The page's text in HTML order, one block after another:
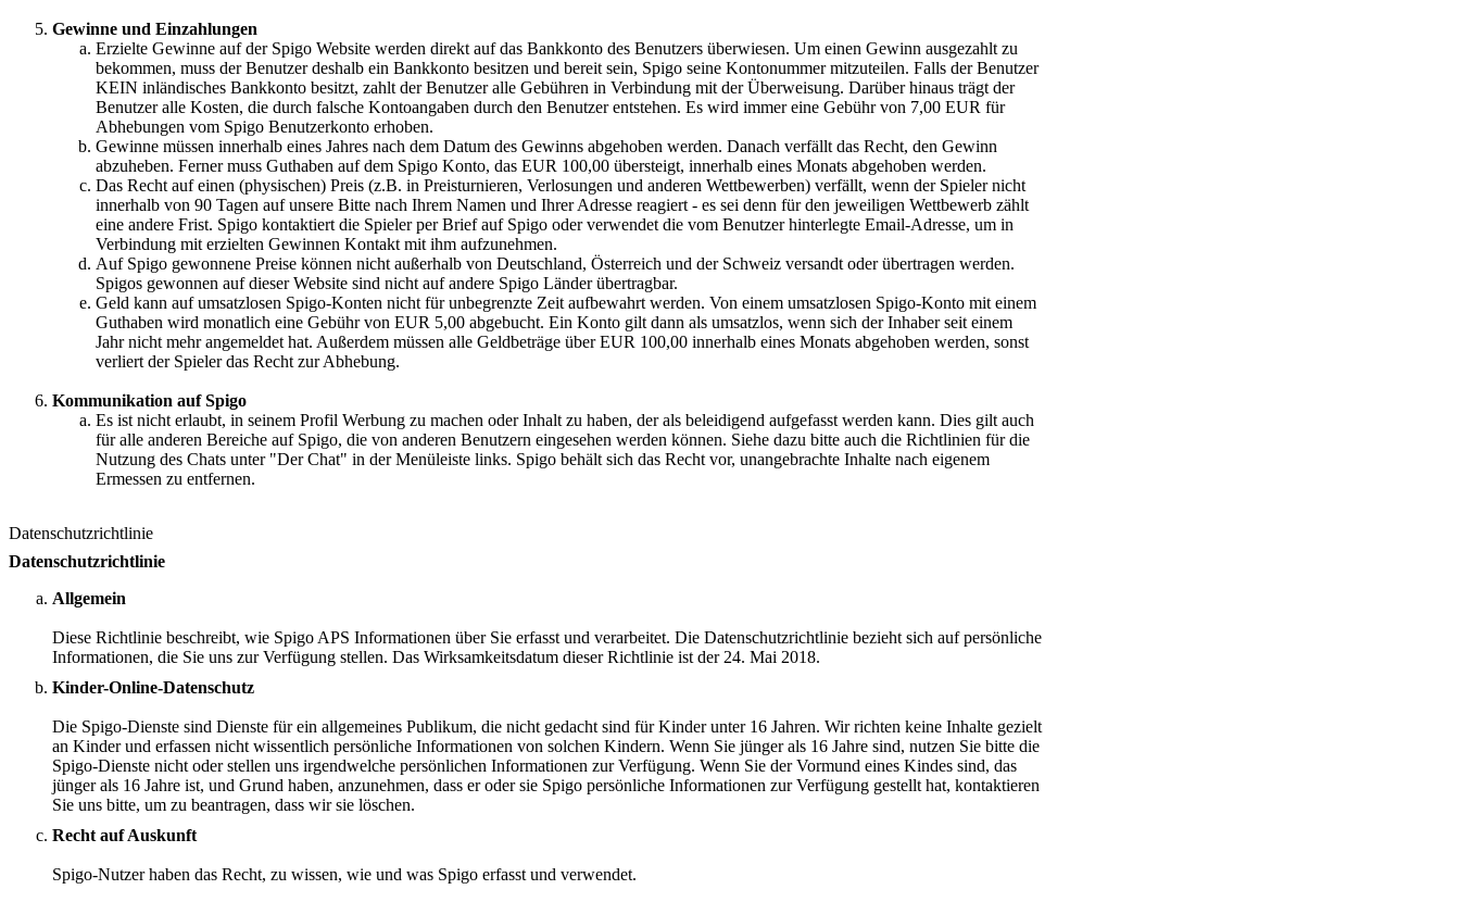
Gewinne und Einzahlungen
Erzielte Gewinne auf der Spigo Website werden direkt auf das Bankkonto des Benutzers überwiesen. Um einen Gewinn ausgezahlt zu
bekommen, muss der Benutzer deshalb ein Bankkonto besitzen und bereit sein, Spigo seine Kontonummer mitzuteilen. Falls der Benutzer
KEIN inländisches Bankkonto besitzt, zahlt der Benutzer alle Gebühren in Verbindung mit der Überweisung. Darüber hinaus trägt der
Benutzer alle Kosten, die durch falsche Kontoangaben durch den Benutzer entstehen. Es wird immer eine Gebühr von 7,00 EUR für
Abhebungen vom Spigo Benutzerkonto erhoben.
Gewinne müssen innerhalb eines Jahres nach dem Datum des Gewinns abgehoben werden. Danach verfällt das Recht, den Gewinn
abzuheben. Ferner muss Guthaben auf dem Spigo Konto, das EUR 100,00 übersteigt, innerhalb eines Monats abgehoben werden.
Das Recht auf einen (physischen) Preis (z.B. in Preisturnieren, Verlosungen und anderen Wettbewerben) verfällt, wenn der Spieler nicht
innerhalb von 90 Tagen auf unsere Bitte nach Ihrem Namen und Ihrer Adresse reagiert - es sei denn für den jeweiligen Wettbewerb zählt
eine andere Frist. Spigo kontaktiert die Spieler per Brief auf Spigo oder verwendet die vom Benutzer hinterlegte Email-Adresse, um in
Verbindung mit erzielten Gewinnen Kontakt mit ihm aufzunehmen.
Auf Spigo gewonnene Preise können nicht außerhalb von Deutschland, Österreich und der Schweiz versandt oder übertragen werden.
Spigos gewonnen auf dieser Website sind nicht auf andere Spigo Länder übertragbar.
Geld kann auf umsatzlosen Spigo-Konten nicht für unbegrenzte Zeit aufbewahrt werden. Von einem umsatzlosen Spigo-Konto mit einem
Guthaben wird monatlich eine Gebühr von EUR 5,00 abgebucht. Ein Konto gilt dann als umsatzlos, wenn sich der Inhaber seit einem
Jahr nicht mehr angemeldet hat. Außerdem müssen alle Geldbeträge über EUR 100,00 innerhalb eines Monats abgehoben werden, sonst
verliert der Spieler das Recht zur Abhebung.
Kommunikation auf Spigo
Es ist nicht erlaubt, in seinem Profil Werbung zu machen oder Inhalt zu haben, der als beleidigend aufgefasst werden kann. Dies gilt auch
für alle anderen Bereiche auf Spigo, die von anderen Benutzern eingesehen werden können. Siehe dazu bitte auch die Richtlinien für die
Nutzung des Chats unter "Der Chat" in der Menüleiste links. Spigo behält sich das Recht vor, unangebrachte Inhalte nach eigenem
Ermessen zu entfernen.
Datenschutzrichtlinie
Datenschutzrichtlinie
Allgemein
Diese Richtlinie beschreibt, wie Spigo APS Informationen über Sie erfasst und verarbeitet. Die Datenschutzrichtlinie bezieht sich auf persönliche
Informationen, die Sie uns zur Verfügung stellen. Das Wirksamkeitsdatum dieser Richtlinie ist der 24. Mai 2018.
Kinder-Online-Datenschutz
Die Spigo-Dienste sind Dienste für ein allgemeines Publikum, die nicht gedacht sind für Kinder unter 16 Jahren. Wir richten keine Inhalte gezielt
an Kinder und erfassen nicht wissentlich persönliche Informationen von solchen Kindern. Wenn Sie jünger als 16 Jahre sind, nutzen Sie bitte die
Spigo-Dienste nicht oder stellen uns irgendwelche persönlichen Informationen zur Verfügung. Wenn Sie der Vormund eines Kindes sind, das
jünger als 16 Jahre ist, und Grund haben, anzunehmen, dass er oder sie Spigo persönliche Informationen zur Verfügung gestellt hat, kontaktieren
Sie uns bitte, um zu beantragen, dass wir sie löschen.
Recht auf Auskunft
Spigo-Nutzer haben das Recht, zu wissen, wie und was Spigo erfasst und verwendet.